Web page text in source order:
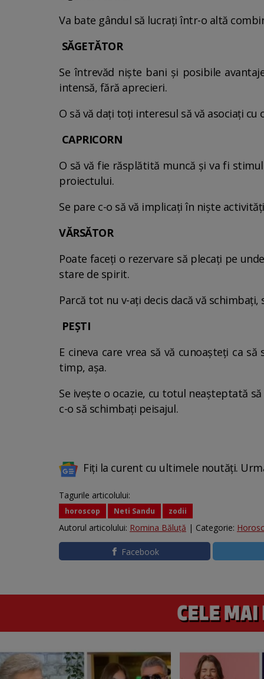
Va bate gândul să lucraţi într-o altă
SĂGETĂTOR
Se întrevăd nişte bani şi posibile
intensă, fără aprecieri.
O să vă daţi toţi interesul să vă asociaţi
CAPRICORN
O să vă fie răsplătită muncă şi va fi
proiectului.
Se pare c-o să vă implicaţi în nişte
VĂRSĂTOR
Poate faceţi o rezervare să plecaţi pe
stare de spirit.
Parcă tot nu v-aţi decis dacă vă
PEŞTI
E cineva care vrea să vă cunoaşteţi ca
timp, aşa.
Se iveşte o ocazie, cu totul neaşteptată
c-o să schimbaţi peisajul.
Fiți la curent cu ultimele noutăți.
Tagurile articolului:
horoscop Neti Sandu zodii
Autorul articolului: Romina Băluță | Categorie:
Facebook